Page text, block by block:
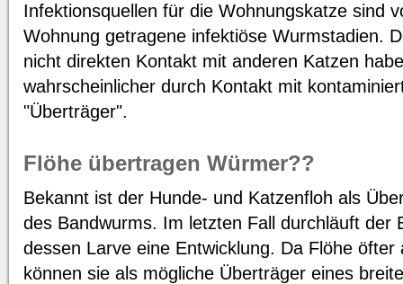
Infektionsquellen für die Wohnungskatze sind
Wohnung getragene infektiöse Wurmstadien.
nicht direkten Kontakt mit anderen Katzen
wahrscheinlicher durch Kontakt mit
"Überträger".
Flöhe übertragen Würmer??
Bekannt ist der Hunde- und Katzenfloh als
des Bandwurms. Im letzten Fall durchläuft der
dessen Larve eine Entwicklung. Da Flöhe
können sie als mögliche Überträger eines